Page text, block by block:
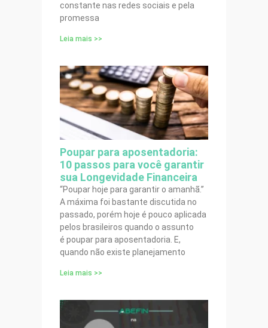
constante nas redes sociais e pela
promessa
Leia mais >>
Poupar para aposentadoria:
10 passos para você garantir
sua Longevidade Financeira
“Poupar hoje para garantir o amanhã.”
A máxima foi bastante discutida no
passado, porém hoje é pouco aplicada
pelos brasileiros quando o assunto
é poupar para aposentadoria. E,
quando não existe planejamento
Leia mais >>